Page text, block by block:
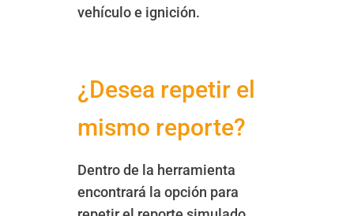
vehículo e ignición.
¿Desea repetir el
mismo reporte?
Dentro de la herramienta
encontrará la opción para